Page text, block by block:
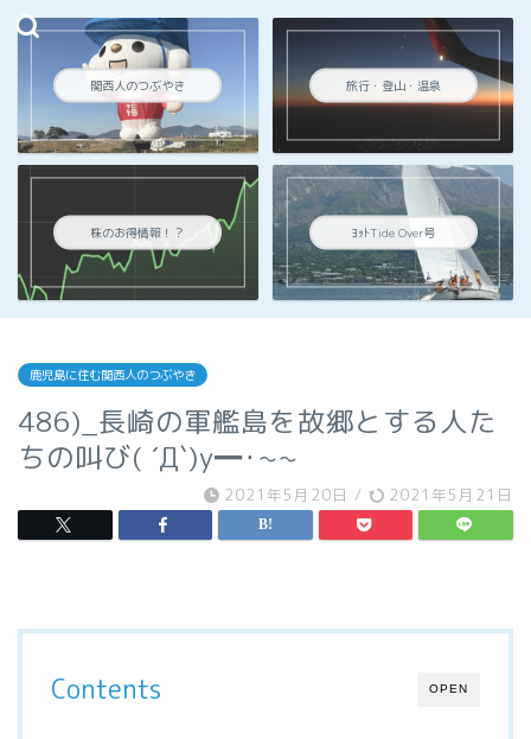
関西人のつぶやき 旅行・登山・温泉
株のお得情報！？ ﾖｯﾄTide Over号
鹿児島に住む関西人のつぶやき
486)_長崎の軍艦島を故郷とする人た
ちの叫び( ´Д`)y━･~~
2021年5月20日 / 2021年5月21日
OPEN
Contents